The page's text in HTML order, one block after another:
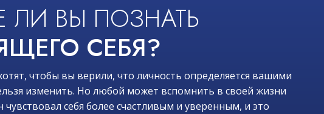
ЛИ ВЫ ПОЗНАТЬ
СЕБЯ?
чтобы вы верили, что личность определяется вашими
изменить. Но любой может вспомнить в своей жизни
себя более счастливым и уверенным, и это